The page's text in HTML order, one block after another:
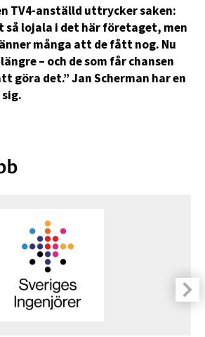
TV4-anställd uttrycker saken:
så lojala i det här företaget, men
många att de fått nog. Nu
– och de som får chansen
göra det.” Jan Scherman har en